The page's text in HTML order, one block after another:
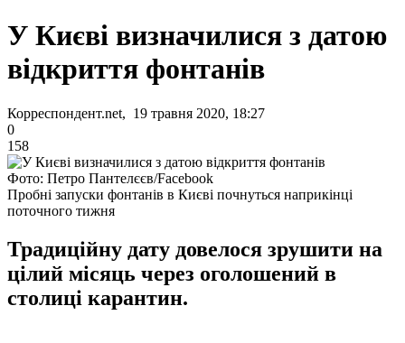
У Києві визначилися з датою
відкриття фонтанів
Корреспондент.net, 19 травня 2020, 18:27
0
158
Фото: Петро Пантелєєв/Facebook
Пробні запуски фонтанів в Києві почнуться наприкінці
поточного тижня
Традиційну дату довелося зрушити на
цілий місяць через оголошений в
столиці карантин.